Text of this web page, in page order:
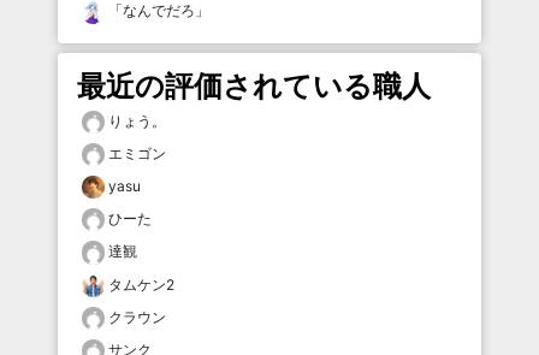
「なんでだろ 」
最近の評価されている職人
りょう。
エミゴン
yasu
ひーた
達観
タムケン2
クラウン
サンク